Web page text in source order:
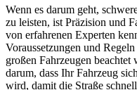
Wenn es darum geht,
zu leisten, ist Präzision und
von erfahrenen Experten
Voraussetzungen und
großen Fahrzeugen
darum, dass Ihr Fahrzeug
wird, damit die Straße